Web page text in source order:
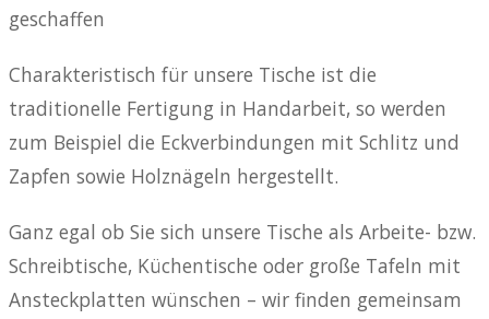
geschaffen
Charakteristisch für unsere Tische ist die
traditionelle Fertigung in Handarbeit, so werden
zum Beispiel die Eckverbindungen mit Schlitz und
Zapfen sowie Holznägeln hergestellt.
Ganz egal ob Sie sich unsere Tische als Arbeite- bzw.
Schreibtische, Küchentische oder große Tafeln mit
Ansteckplatten wünschen – wir finden gemeinsam